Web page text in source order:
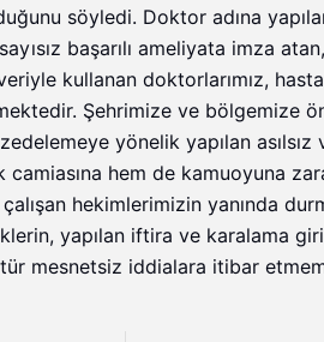
söyledi. Doktor adına
başarılı ameliyata imza
kullanan doktorlarımız,
Şehrimize ve bölgemize
yönelik yapılan asılsız
hem de kamuoyuna
hekimlerimizin yanında
yapılan iftira ve karalama
mesnetsiz iddialara itibar